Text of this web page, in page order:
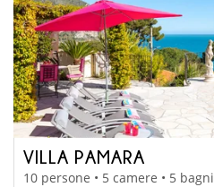
VILLA PAMARA
10 persone • 5 camere • 5 bagni